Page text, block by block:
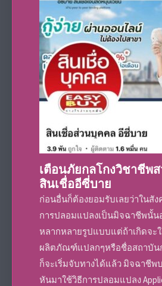
เตือนภัยกลโกงวิชาชีพ
สินเชื่ออีซี่บาย
ก่อนอื่นก็ต้องยอมรับเลยว่าในสั
การปลอมแปลงเป็นมิจฉาชีพนั้
หลากหลายรูปแบบแต่ถ้าเกิดจะ
ผลิตภัณฑ์แปลกๆหรือชื่อสถาบัน
ก็จะเริ่มจับทางได้แล้ว มิจฉาชีพ
หันมาใช้วิธีการปลอมแปลง